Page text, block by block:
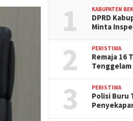
1 KABUPATEN
DPRD
Minta
2 PERISTIWA
Remaja 16
3 PERISTIWA
Polisi Buru